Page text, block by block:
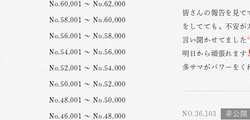
皆さんの報告を見て
をしてても、不安が
言い聞かせてました
明日から頑張れます
多サマがパワーをく
NO.36,103
No.60,001 ～ No.62,000
No.58,001 ～ No.60,000
No.56,001 ～ No.58,000
No.54,001 ～ No.56,000
No.52,001 ～ No.54,000
No.50,001 ～ No.52,000
No.48,001 ～ No.50,000
No.46,001 ～ No.48,000